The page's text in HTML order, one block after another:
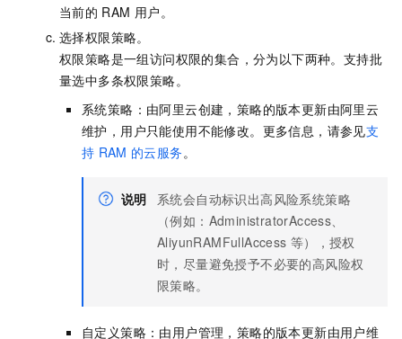
当前的 RAM 用户。
选择权限策略。
权限策略是一组访问权限的集合，分为以下两种。支持批
量选中多条权限策略。
系统策略：由阿里云创建，策略的版本更新由阿里云
维护，用户只能使用不能修改。更多信息，请参见支
持 RAM 的云服务 。
说明
系统会自动标识出高风险系统策略
（例如：AdministratorAccess、
AliyunRAMFullAccess 等），授权
时，尽量避免授予不必要的高风险权
限策略。
自定义策略：由用户管理，策略的版本更新由用户维